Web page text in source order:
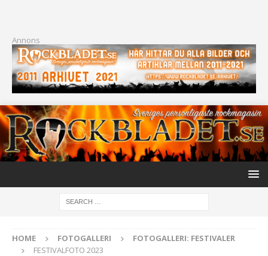
Annons
HOME FOTOGALLERI
FOTOGALLERI: FESTIVALER
FESTIVALFOTO 2023